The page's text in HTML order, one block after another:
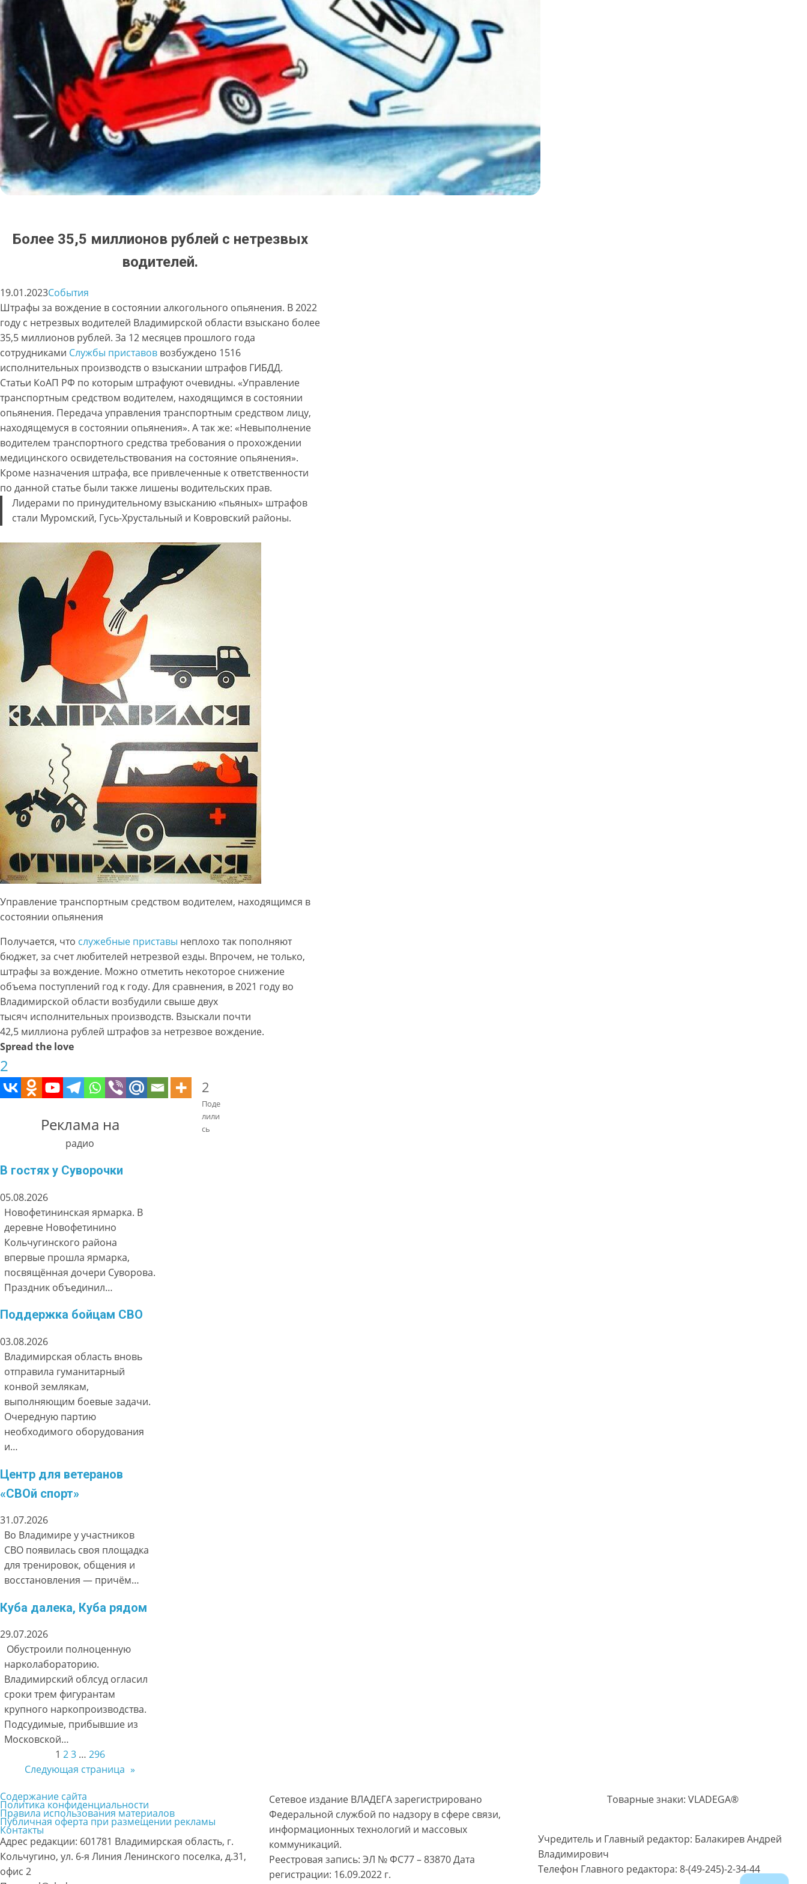
Более 35,5 миллионов рублей с нетрезвых
водителей.
19.01.2023События
Штрафы за вождение в состоянии алкогольного опьянения. В 2022
году с нетрезвых водителей Владимирской области взыскано более
35,5 миллионов рублей. За 12 месяцев прошлого года
сотрудниками Службы приставов возбуждено 1516
исполнительных производств о взыскании штрафов ГИБДД.
Статьи КоАП РФ по которым штрафуют очевидны. «Управление
транспортным средством водителем, находящимся в состоянии
опьянения. Передача управления транспортным средством лицу,
находящемуся в состоянии опьянения». А так же: «Невыполнение
водителем транспортного средства требования о прохождении
медицинского освидетельствования на состояние опьянения».
Кроме назначения штрафа, все привлеченные к ответственности
по данной статье были также лишены водительских прав.
Лидерами по принудительному взысканию «пьяных» штрафов
стали Муромский, Гусь-Хрустальный и Ковровский районы.
Управление транспортным средством водителем, находящимся в
состоянии опьянения
Получается, что служебные приставы неплохо так пополняют
бюджет, за счет любителей нетрезвой езды. Впрочем, не только,
штрафы за вождение. Можно отметить некоторое снижение
объема поступлений год к году. Для сравнения, в 2021 году во
Владимирской области возбудили свыше двух
тысяч исполнительных производств. Взыскали почти
42,5 миллиона рублей штрафов за нетрезвое вождение.
Spread the love
2
2
Поде
лили
сь
Реклама на
радио
В гостях у Суворочки
05.08.2026
Новофетининская ярмарка. В
деревне Новофетинино
Кольчугинского района
впервые прошла ярмарка,
посвящённая дочери Суворова.
Праздник объединил…
Поддержка бойцам СВО
03.08.2026
Владимирская область вновь
отправила гуманитарный
конвой землякам,
выполняющим боевые задачи.
Очередную партию
необходимого оборудования
и…
Центр для ветеранов
«СВОй спорт»
31.07.2026
Во Владимире у участников
СВО появилась своя площадка
для тренировок, общения и
восстановления — причём…
Куба далека, Куба рядом
29.07.2026
Обустроили полноценную
нарколабораторию.
Владимирский облсуд огласил
сроки трем фигурантам
крупного наркопроизводства.
Подсудимые, прибывшие из
Московской…
1 23 … 296
Следующая страница »
Содержание сайта
Политика конфиденциальности
Правила использования материалов
Публичная оферта при размещении рекламы
Контакты
Адрес редакции: 601781 Владимирская область, г.
Кольчугино, ул. 6-я Линия Ленинского поселка, д.31,
офис 2
Сетевое издание ВЛАДЕГА зарегистрировано
Федеральной службой по надзору в сфере связи,
информационных технологий и массовых
коммуникаций.
Реестровая запись: ЭЛ № ФС77 – 83870 Дата
регистрации: 16.09.2022 г.
Товарные знаки: VLADEGA®
Учредитель и Главный редактор: Балакирев Андрей
Владимирович
Телефон Главного редактора: 8-(49-245)-2-34-44